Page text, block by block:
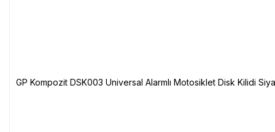
GP Kompozit DSK003 Universal Alarmlı Motosiklet Disk Kilidi